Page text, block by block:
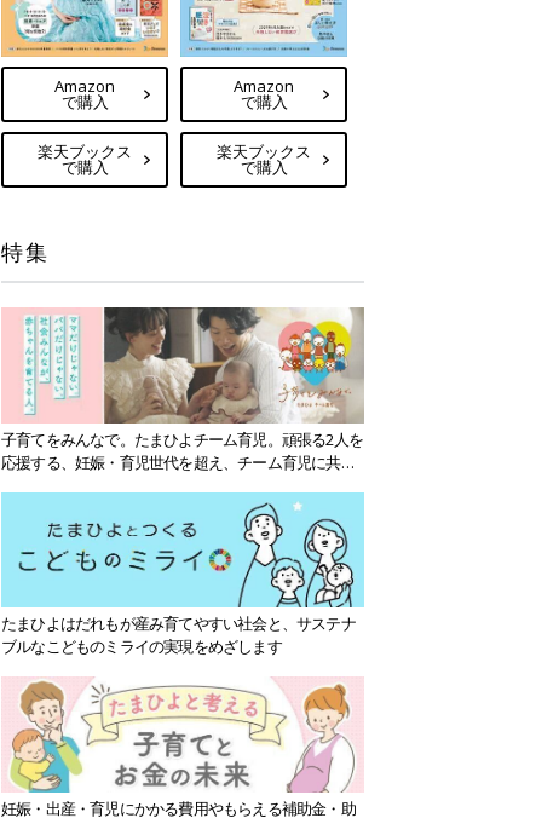
Amazon
で購入
楽天ブックス
で購入
Amazon
で購入
楽天ブックス
で購入
特集
子育てをみんなで。たまひよチーム育児。頑張る2人を
応援する、妊娠・育児世代を超え、チーム育児に共感
たまひよはだれもが産み育てやすい社会と、サステナ
ブルなこどものミライの実現をめざします
妊娠・出産・育児にかかる費用やもらえる補助金・助